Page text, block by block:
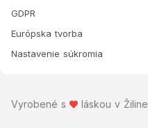
GDPR
Európska tvorba
Nastavenie súkromia
Vyrobené s láskou v Žiline